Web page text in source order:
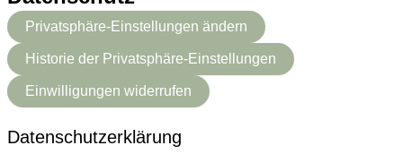
Privatsphäre-Einstellungen ändern
Historie der Privatsphäre-Einstellungen
Einwilligungen widerrufen
Datenschutzerklärung